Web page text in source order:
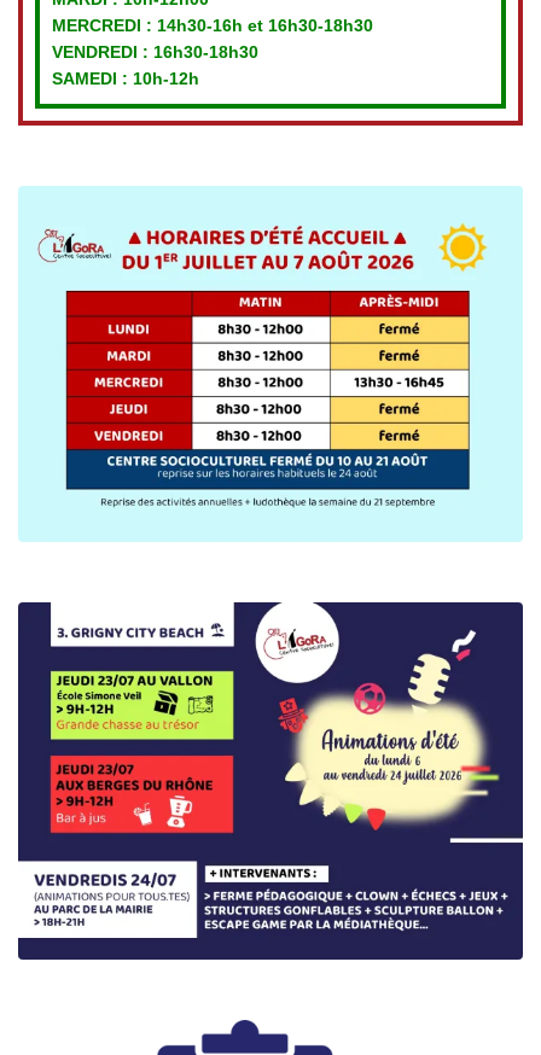
MERCREDI : 14h30-16h et 16h30-18h30
VENDREDI : 16h30-18h30
SAMEDI : 10h-12h